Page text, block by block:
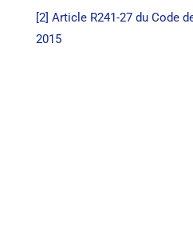
[2] Article R241-27 du Code
2015